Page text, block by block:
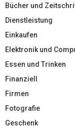
Bücher und
Dienstleistung
Einkaufen
Elektronik und
Essen und Trinken
Finanziell
Firmen
Fotografie
Geschenk